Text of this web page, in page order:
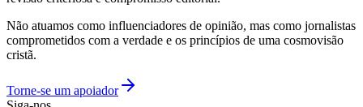
Não atuamos como influenciadores de opinião, mas como jornalistas
comprometidos com a verdade e os princípios de uma cosmovisão
cristã.
Torne-se um apoiador